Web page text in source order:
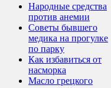
Народные средства
против анемии
Советы бывшего
медика на прогулке
по парку
Как избавиться от
насморка
Масло грецкого